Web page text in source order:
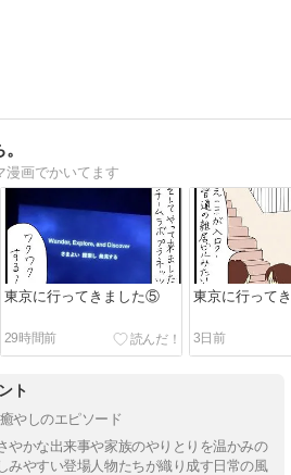
漫画でかいてます
東京に行ってきました⑤
29時間前
東京に行って
3日前
ト
やしのエピソード
やかな出来事や家族のやりとりを温かみの
みやすい登場人物たちが織り成す日常の風